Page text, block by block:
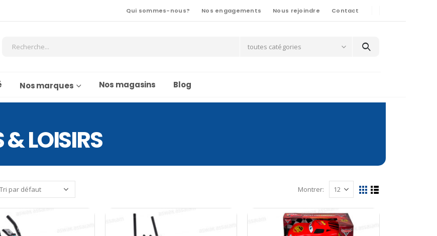
Qui sommes-nous? Nos engagements Nous rejoindre Contact
toutes catégories
Nos marques Nos magasins Blog
& LOISIRS
Montrer: